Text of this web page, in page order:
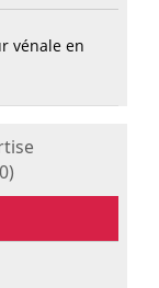
vénale en